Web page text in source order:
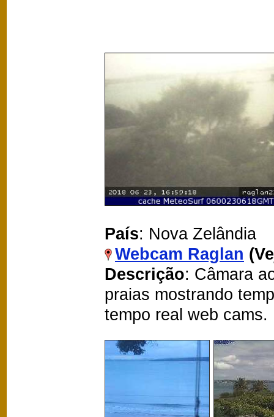
País: Nova Zelândia
Webcam Raglan
Descrição: Câmara
praias mostrando
tempo real web cams.